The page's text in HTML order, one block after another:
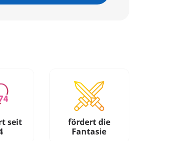
seit
fördert die
Fantasie